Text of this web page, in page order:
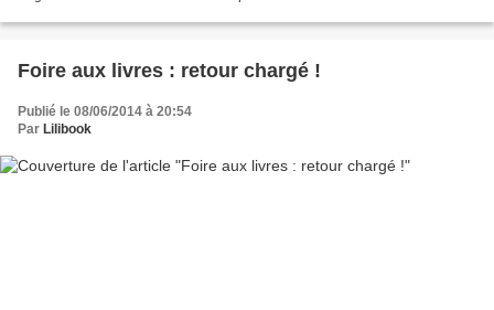
Foire aux livres : retour chargé !
Publié le 08/06/2014 à 20:54
Par Lilibook